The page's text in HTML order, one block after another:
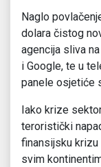
Naglo
dolara čistog
agencija sliva
i Google, te u
panele osjetiće
Iako krize
teroristički
finansijsku
svim